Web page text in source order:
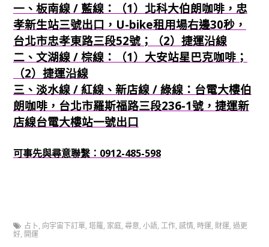
一、板南線 / 藍線：（1）北科大伯朗咖啡，忠
孝新生站三號出口，U-bike租用場右邊30秒，
台北市忠孝東路三段52號；（2）捷運沿線
二、文湖線 / 棕線：（1）大安站星巴克咖啡；
（2）捷運沿線
三、淡水線 / 紅線、新店線 / 綠線：台電大樓伯
朗咖啡，台北市羅斯福路三段236-1號，捷運新
店線台電大樓站一號出口
可事先與尋意聯繫：0912-485-598
占卜, 向宇宙下訂單, 塔羅, 家庭, 尋意, 小語, 工作, 感情, 時運, 財運, 過更
好, 開運